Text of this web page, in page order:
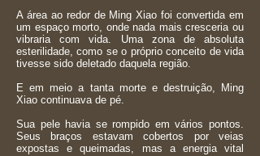
A área ao redor de Ming Xiao foi convertida em
um espaço morto, onde nada mais cresceria ou
vibraria com vida. Uma zona de absoluta
esterilidade, como se o próprio conceito de vida
tivesse sido deletado daquela região.
E em meio a tanta morte e destruição, Ming
Xiao continuava de pé.
Sua pele havia se rompido em vários pontos.
Seus braços estavam cobertos por veias
expostas e queimadas, mas a energia vital